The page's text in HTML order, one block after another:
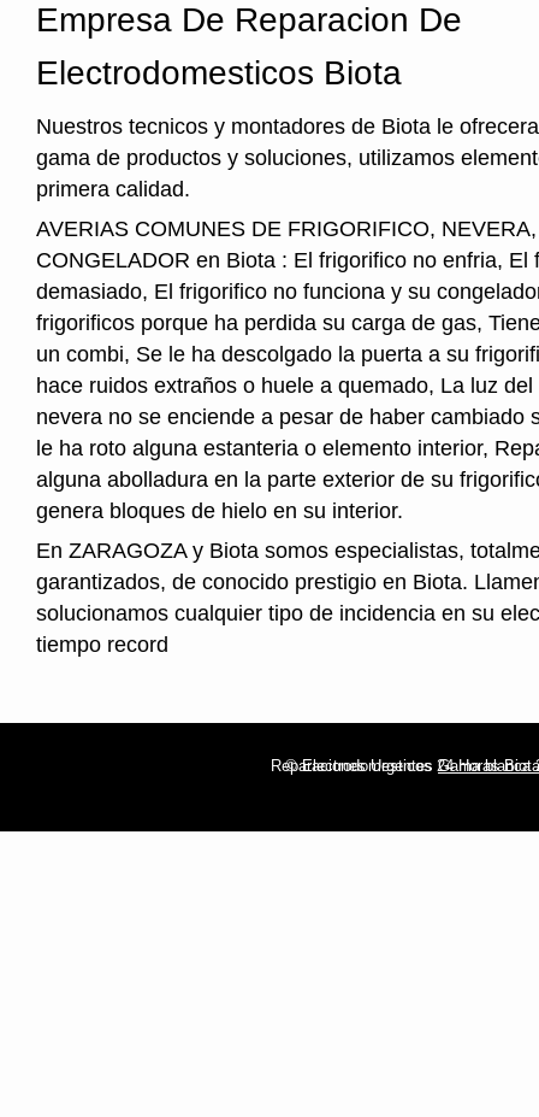
Empresa De Reparacion De
Electrodomesticos Biota
Nuestros tecnicos y montadores de Biota le
gama de productos y soluciones, utilizamos
primera calidad.
AVERIAS COMUNES DE FRIGORIFICO,
CONGELADOR en Biota : El frigorifico no enfria, El
demasiado, El frigorifico no funciona y su
frigorificos porque ha perdida su carga de gas,
un combi, Se le ha descolgado la puerta a su
hace ruidos extraños o huele a quemado, La luz
nevera no se enciende a pesar de haber cambiado
le ha roto alguna estanteria o elemento interior,
alguna abolladura en la parte exterior de su
genera bloques de hielo en su interior.
En ZARAGOZA y Biota somos especialistas,
garantizados, de conocido prestigio en Biota.
solucionamos cualquier tipo de incidencia en su
tiempo record
© Electrodomesticos 24 Horas Biota
Reparaciones UrgentesGama blanca